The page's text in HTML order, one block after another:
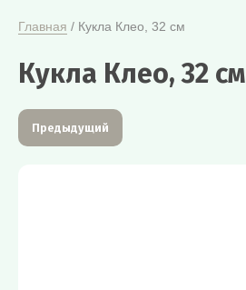
Главная / Кукла Клео, 32 см
Кукла Клео, 32 см
Предыдущий